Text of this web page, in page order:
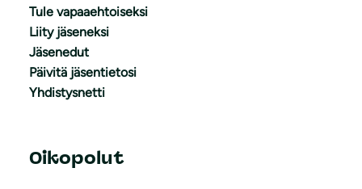
Tule vapaaehtoiseksi
Liity jäseneksi
Jäsenedut
Päivitä jäsentietosi
Yhdistysnetti
Oikopolut